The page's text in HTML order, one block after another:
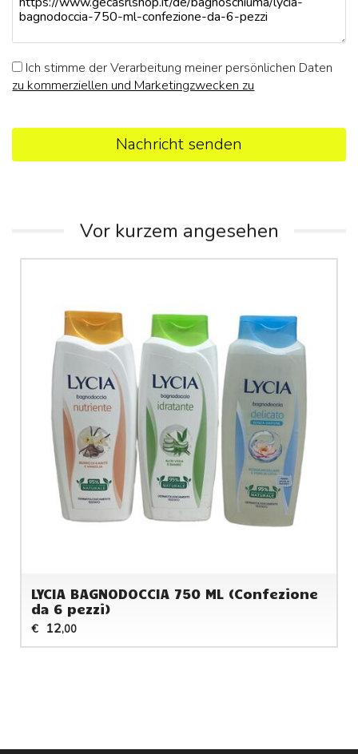
Ich stimme der Verarbeitung meiner persönlichen Daten
zu kommerziellen und Marketingzwecken zu
Nachricht senden
Vor kurzem angesehen
LYCIA BAGNODOCCIA 750 ML (Confezione
da 6 pezzi)
€ 12,00